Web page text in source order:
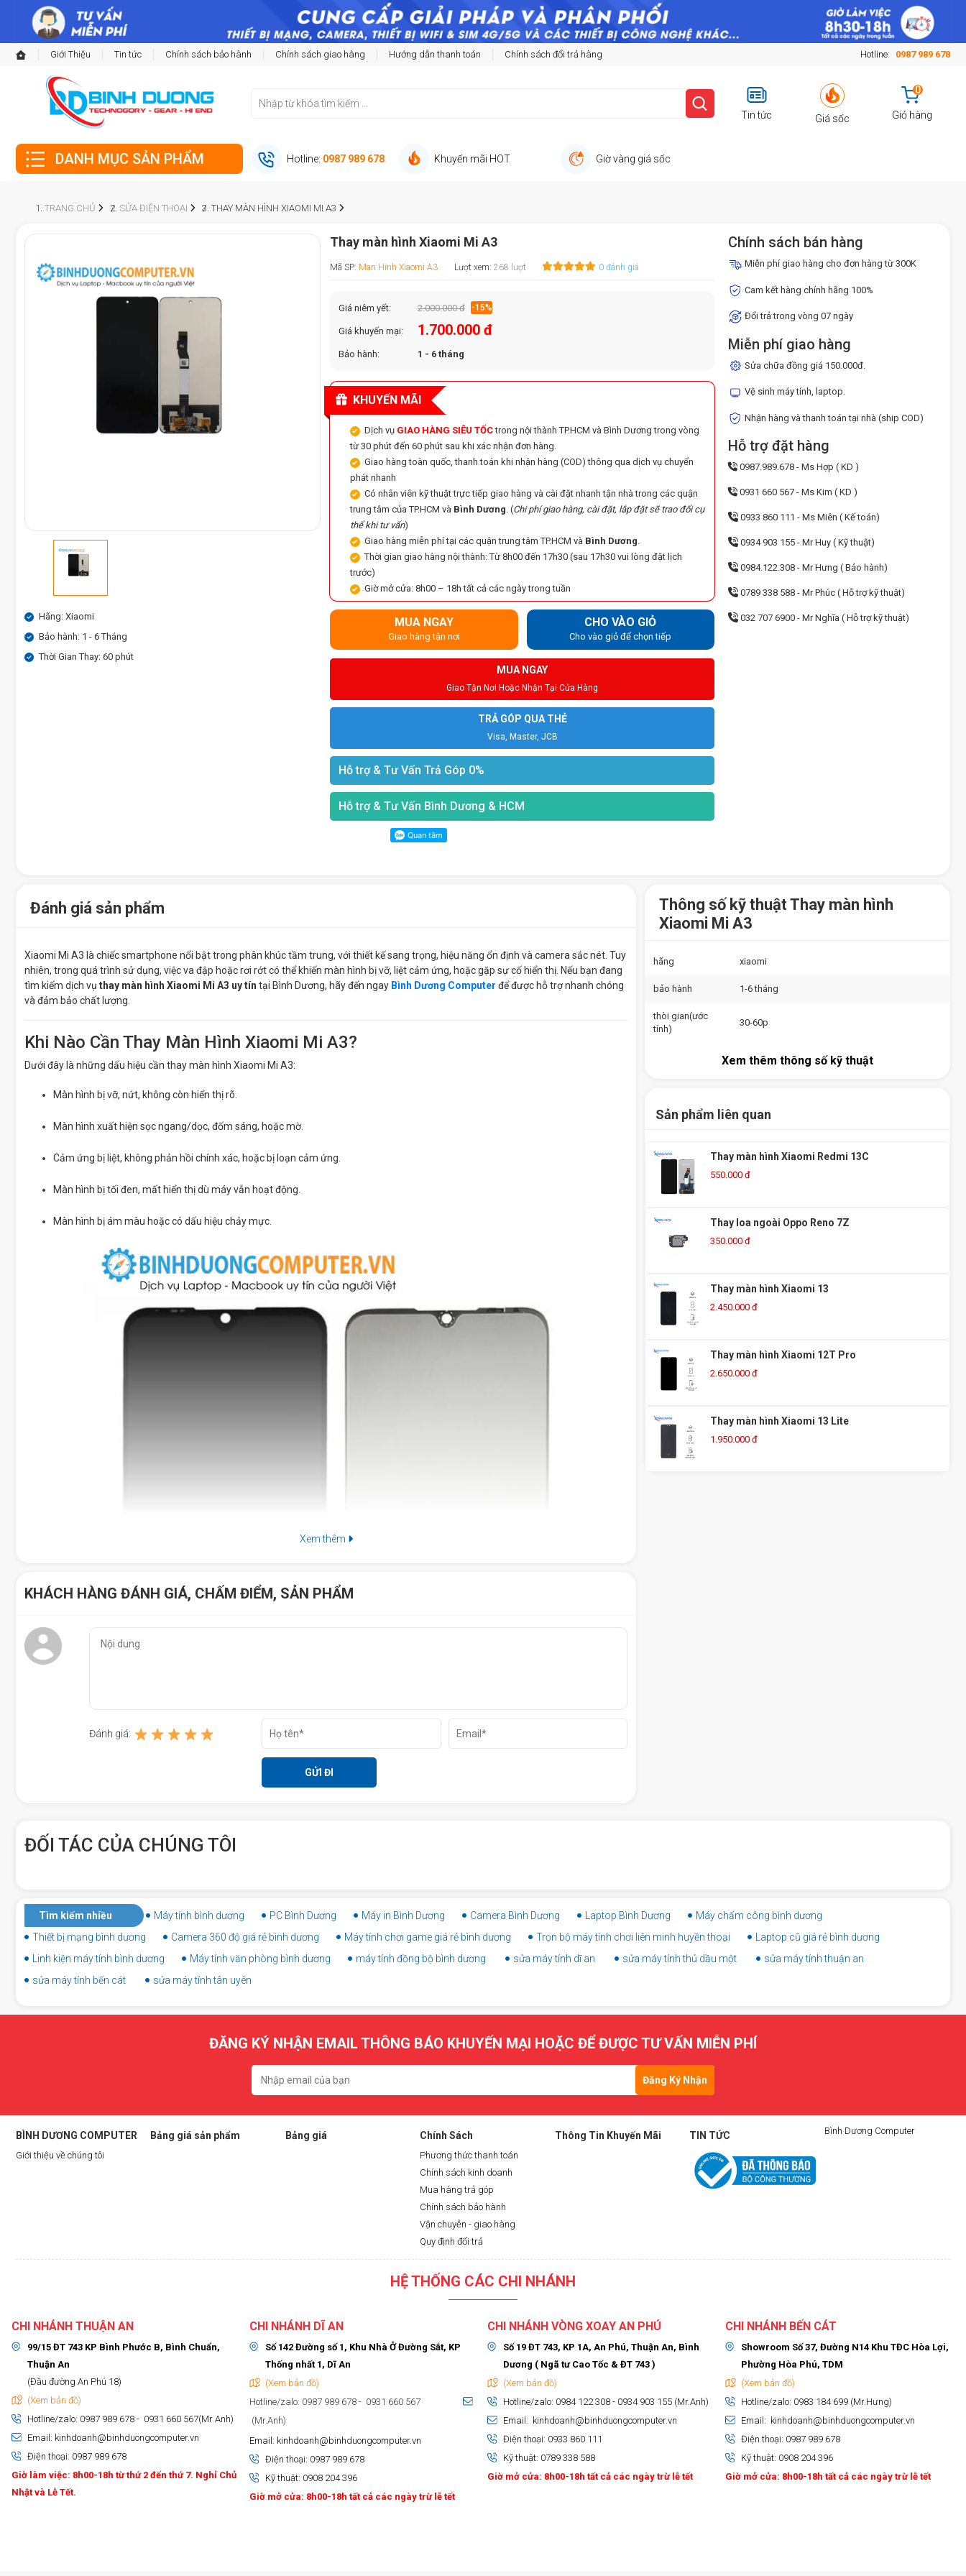
Giới Thiệu Tin tức Chính sách bảo hành Chính sách giao hàng Hướng dẫn thanh toán Chính sách đổi trả hàng Hotline: 0987 989 678
Tin tức Giá sốc
0
Giỏ hàng
DANH MỤC SẢN PHẨM Hotline: 0987 989 678 Khuyến mãi HOT Giờ vàng giá sốc
TRANG CHỦ SỬA ĐIỆN THOẠI THAY MÀN HÌNH XIAOMI MI A3
Hãng: Xiaomi
Bảo hành: 1 - 6 Tháng
Thời Gian Thay: 60 phút
Thay màn hình Xiaomi Mi A3
Mã SP: Man Hinh Xiaomi A3 Lượt xem: 268 lượt 0 đánh giá
Giá niêm yết: 2.000.000 đ -15%
Giá khuyến mại: 1.700.000 đ
Bảo hành: 1 - 6 tháng
KHUYẾN MÃI
Dịch vụ GIAO HÀNG SIÊU TỐCtrong nội thành TP.HCM và Bình Dương trong vòng
từ 30 phút đến 60 phút sau khi xác nhận đơn hàng.
Giao hàng toàn quốc, thanh toán khi nhận hàng (COD) thông qua dịch vụ chuyển
phát nhanh
Có nhân viên kỹ thuật trực tiếp giao hàng và cài đặt nhanh tận nhà trong các quận
trung tâm của TP.HCM và Bình Dương. (Chi phí giao hàng, cài đặt, lắp đặt sẽ trao đổi cụ
thể khi tư vấn)
Giao hàng miễn phí tại các quận trung tâm TP.HCM và Bình Dương.
Thời gian giao hàng nội thành: Từ 8h00 đến 17h30 (sau 17h30 vui lòng đặt lịch
trước)
Giờ mở cửa: 8h00 – 18h tất cả các ngày trong tuần
MUA NGAY
Giao hàng tận nơi
CHO VÀO GIỎ
Cho vào giỏ để chọn tiếp
MUA NGAY
Giao Tận Nơi Hoặc Nhận Tại Cửa Hàng
TRẢ GÓP QUA THẺ
Visa, Master, JCB
Hỗ trợ & Tư Vấn Trả Góp 0%
Hỗ trợ & Tư Vấn Bình Dương & HCM
Chính sách bán hàng
Miễn phí giao hàng cho đơn hàng từ 300K
Cam kết hàng chính hãng 100%
Đổi trả trong vòng 07 ngày
Miễn phí giao hàng
Sửa chữa đồng giá 150.000đ.
Vệ sinh máy tính, laptop.
Nhận hàng và thanh toán tại nhà (ship COD)
Hỗ trợ đặt hàng
0987.989.678 - Ms Hợp ( KD )
0931 660 567 - Ms Kim ( KD )
0933 860 111 - Ms Miên ( Kế toán)
0934 903 155 - Mr Huy ( Kỹ thuật)
0984.122.308 - Mr Hưng ( Bảo hành)
0789 338 588 - Mr Phúc ( Hỗ trợ kỹ thuật)
032 707 6900 - Mr Nghĩa ( Hỗ trợ kỹ thuật)
Đánh giá sản phẩm
Xiaomi Mi A3 là chiếc smartphone nổi bật trong phân khúc tầm trung, với thiết kế sang trọng, hiệu năng ổn định và camera sắc nét. Tuy
nhiên, trong quá trình sử dụng, việc va đập hoặc rơi rớt có thể khiến màn hình bị vỡ, liệt cảm ứng, hoặc gặp sự cố hiển thị. Nếu bạn đang
tìm kiếm dịch vụ thay màn hình Xiaomi Mi A3 uy tín tại Bình Dương, hãy đến ngay Bình Dương Computer để được hỗ trợ nhanh chóng
và đảm bảo chất lượng.
Khi Nào Cần Thay Màn Hình Xiaomi Mi A3?
Dưới đây là những dấu hiệu cần thay màn hình Xiaomi Mi A3:
Màn hình bị vỡ, nứt, không còn hiển thị rõ.
Màn hình xuất hiện sọc ngang/dọc, đốm sáng, hoặc mờ.
Cảm ứng bị liệt, không phản hồi chính xác, hoặc bị loạn cảm ứng.
Màn hình bị tối đen, mất hiển thị dù máy vẫn hoạt động.
Màn hình bị ám màu hoặc có dấu hiệu chảy mực.
Tư vấn và báo giá thay màn hình hoặc ép kính (tùy vào tình trạng máy).
Ký tên lên linh kiện để đảm bảo minh bạch, đúng linh kiện.
Thực hiện thay màn hình Xiaomi Mi A3 với công nghệ và thiết bị chuyên dụng.
Giao máy và dán tem bảo hành, hướng dẫn chăm sóc màn hình sau khi thay.
Xem thêm
KHÁCH HÀNG ĐÁNH GIÁ, CHẤM ĐIỂM, SẢN PHẨM
Đánh giá:
Thông số kỹ thuật Thay màn hình
Xiaomi Mi A3
hãng xiaomi
bảo hành 1-6 tháng
thòi gian(ước
tính)
30-60p
Xem thêm thông số kỹ thuật
Sản phẩm liên quan
Thay màn hình Xiaomi Redmi 13C
550.000 đ
Thay loa ngoài Oppo Reno 7Z
350.000 đ
Thay màn hình Xiaomi 13
2.450.000 đ
Thay màn hình Xiaomi 12T Pro
2.650.000 đ
Thay màn hình Xiaomi 13 Lite
1.950.000 đ
ĐỐI TÁC CỦA CHÚNG TÔI
Tìm kiếm nhiều Máy tính bình dương PC Bình Dương Máy in Bình Dương Camera Bình Dương Laptop Bình Dương
Máy chấm công bình dương
Thiết bị mạng bình dương
Camera 360 độ giá rẻ bình dương Máy tính chơi game giá rẻ bình dương Trọn bộ máy tính chơi liên minh huyền thoại
Laptop cũ giá rẻ bình dương
Linh kiện máy tính bình dương
Máy tính văn phòng bình dương máy tính đồng bộ bình dương sửa máy tính dĩ an sửa máy tính thủ dầu một
sửa máy tính thuận an
sửa máy tính bến cát
sửa máy tính tân uyên
ĐĂNG KÝ NHẬN EMAIL THÔNG BÁO KHUYẾN MẠI HOẶC ĐỂ ĐƯỢC TƯ VẤN MIỄN PHÍ
Đăng Ký Nhận
BÌNH DƯƠNG COMPUTER
Giới thiệu về chúng tôi
Bảng giá sản phẩm Bảng giá Chính Sách
Phương thức thanh toán
Chính sách kinh doanh
Mua hàng trả góp
Chính sách bảo hành
Vận chuyễn - giao hàng
Quy định đổi trả
Thông Tin Khuyến Mãi TIN TỨC Bình Dương Computer
HỆ THỐNG CÁC CHI NHÁNH
CHI NHÁNH THUẬN AN
99/15 ĐT 743 KP Bình Phước B, Bình Chuẩn,
Thuận An
(Đầu đường An Phú 18)
(Xem bản đồ)
Hotline/zalo: 0987 989 678 - 0931 660 567(Mr Anh)
Email: kinhdoanh@binhduongcomputer.vn
Điện thoại: 0987 989 678
Giờ làm việc: 8h00-18h từ thứ 2 đến thứ 7. Nghỉ Chủ
Nhật và Lễ Tết.
CHI NHÁNH DĨ AN
Số 142 Đường số 1, Khu Nhà Ở Đường Sắt, KP
Thống nhất 1, Dĩ An
(Xem bản đồ)
Hotline/zalo: 0987 989 678 - 0931 660 567
(Mr.Anh)
Email: kinhdoanh@binhduongcomputer.vn
Điện thoại: 0987 989 678
Kỹ thuật: 0908 204 396
Giờ mở cửa: 8h00-18h tất cả các ngày trừ lễ tết
CHI NHÁNH VÒNG XOAY AN PHÚ
Số 19 ĐT 743, KP 1A, An Phú, Thuận An, Bình
Dương ( Ngã tư Cao Tốc & ĐT 743 )
(Xem bản đồ)
Hotline/zalo: 0984 122 308 - 0934 903 155 (Mr.Anh)
Email: kinhdoanh@binhduongcomputer.vn
Điện thoại: 0933 860 111
Kỹ thuật: 0789 338 588
Giờ mở cửa: 8h00-18h tất cả các ngày trừ lễ tết
CHI NHÁNH BẾN CÁT
Showroom Số 37, Đường N14 Khu TĐC Hòa Lợi,
Phường Hòa Phú, TDM
(Xem bản đồ)
Hotline/zalo: 0983 184 699 (Mr.Hưng)
Email: kinhdoanh@binhduongcomputer.vn
Điện thoại: 0987 989 678
Kỹ thuật: 0908 204 396
Giờ mở cửa: 8h00-18h tất cả các ngày trừ lễ tết